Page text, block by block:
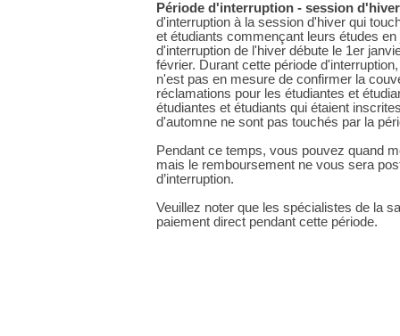
Période d'interruption - session
d'interruption à la session d'hiver qui
et étudiants commençant leurs études en
d'interruption de l'hiver débute le 1er
février. Durant cette période
n'est pas en mesure de confirmer la
réclamations pour les étudiantes et
étudiantes et étudiants qui étaient
d'automne ne sont pas touchés par la
Pendant ce temps, vous pouvez quand
mais le remboursement ne vous sera
d’interruption.
Veuillez noter que les spécialistes de la
paiement direct pendant cette période.